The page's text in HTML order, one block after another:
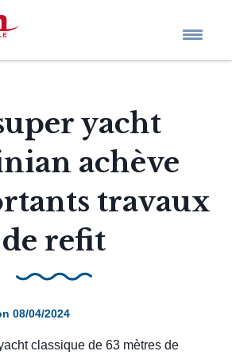
yacht
achève
travaux
de refit
08/04/2024
classique de 63 mètres de